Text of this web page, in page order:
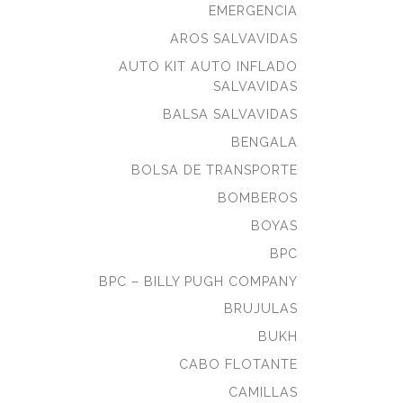
EMERGENCIA
AROS SALVAVIDAS
AUTO KIT AUTO INFLADO
SALVAVIDAS
BALSA SALVAVIDAS
BENGALA
BOLSA DE TRANSPORTE
BOMBEROS
BOYAS
BPC
BPC – BILLY PUGH COMPANY
BRUJULAS
BUKH
CABO FLOTANTE
CAMILLAS